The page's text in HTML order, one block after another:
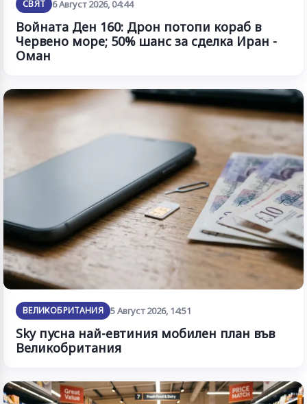
СВЯТ 6 Август 2026, 04:44
Войната Ден 160: Дрон потопи кораб в
Червено море; 50% шанс за сделка Иран -
Оман
ВЕЛИКОБРИТАНИЯ 5 Август 2026, 14:51
Sky пусна най-евтиния мобилен план във
Великобритания